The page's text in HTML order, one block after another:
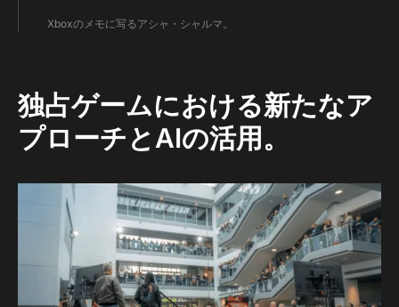
Xboxのメモに写るアシャ・シャルマ。
独占ゲームにおける新たなア
プローチとAIの活用。